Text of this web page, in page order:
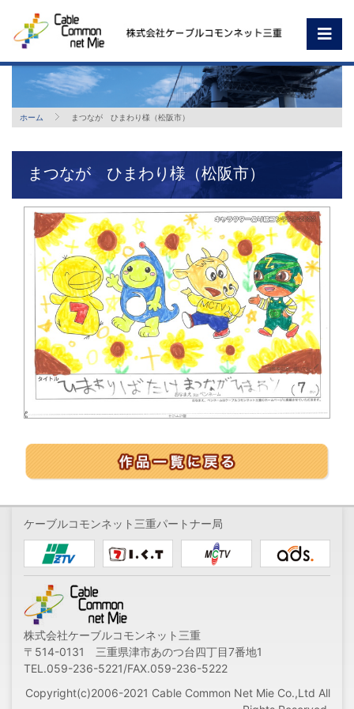
ホーム まつなが ひまわり様（松阪市）
まつなが ひまわり様（松阪市）
ケーブルコモンネット三重パートナー局
株式会社ケーブルコモンネット三重
〒514-0131 三重県津市あのつ台四丁目7番地1
TEL.059-236-5221/FAX.059-236-5222
Copyright(c)2006-2021 Cable Common Net Mie Co.,Ltd All